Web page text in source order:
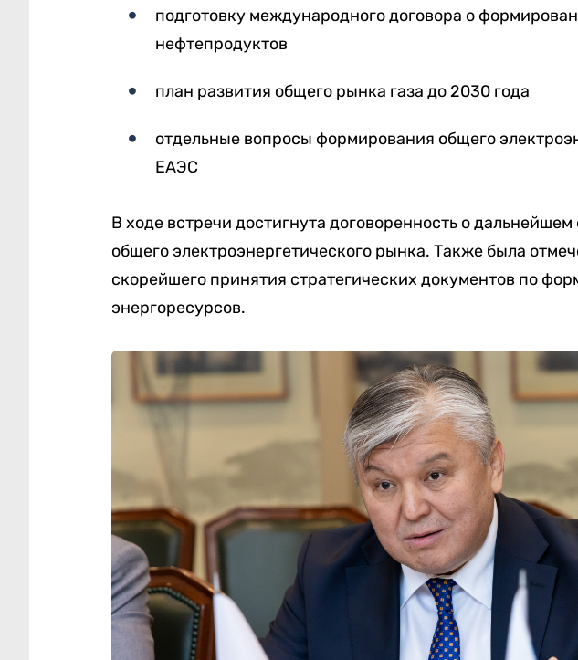
подготовку международного договора о
нефтепродуктов
план развития общего рынка газа до 2030 года
отдельные вопросы формирования общего
ЕАЭС
В ходе встречи достигнута договоренность о
общего электроэнергетического рынка. Также была
скорейшего принятия стратегических документов по
энергоресурсов.